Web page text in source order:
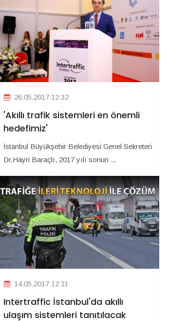
26.05.2017 12:32
'Akıllı trafik sistemleri en önemli
hedefimiz'
İstanbul Büyükşehir Belediyesi Genel Sekreteri
Dr.Hayri Baraçlı, 2017 yılı sonun ...
14.05.2017 12:11
Intertraffic İstanbul'da akıllı
ulaşım sistemleri tanıtılacak